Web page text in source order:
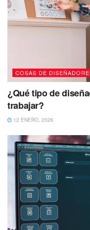
COSAS DE
¿Qué tipo de
trabajar?
12 ENERO, 2026